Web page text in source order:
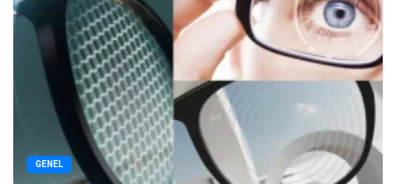
GENEL